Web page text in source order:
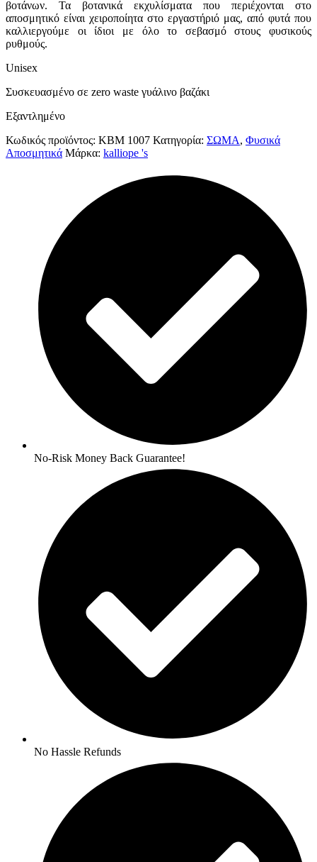
βοτάνων. Τα βοτανικά εκχυλίσματα που περιέχονται στο
αποσμητικό είναι χειροποίητα στο εργαστήριό μας, από φυτά που
καλλιεργούμε οι ίδιοι με όλο το σεβασμό στους φυσικούς
ρυθμούς.
Unisex
Συσκευασμένο σε zero waste γυάλινο βαζάκι
Εξαντλημένο
Κωδικός προϊόντος: KBM 1007 Κατηγορία: ΣΩΜΑ, Φυσικά
Αποσμητικά Μάρκα: kalliope 's
No-Risk Money Back Guarantee!
No Hassle Refunds